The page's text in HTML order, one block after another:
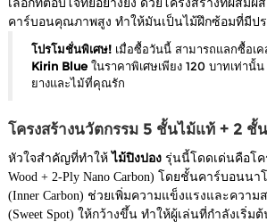
เลือกที่ตอบโจทย์อย่างยิ่ง ด้วยโครงสร้างที่ผสมผ
คาร์บอนคุณภาพสูง ทำให้มันเป็นไม้ฝึกซ้อมที่มีป
โปรโมชั่นพิเศษ! เมื่อซื้อวันนี้ สามารถแลกซื้อเค
Kirin Blue ในราคาพิเศษเพียง 120 บาทเท่านั้
ยางและไม้ที่คุณรัก
โครงสร้างนวัตกรรม 5 ชั้นไม้แท้ + 2 ชั้
หัวใจสำคัญที่ทำให้ไม้ปิงปอง รุ่นนี้โดดเด่นคือโค
Wood + 2-Ply Nano Carbon) โดยชั้นคาร์บอนน
(Inner Carbon) ช่วยเพิ่มความแข็งแรงและความ
(Sweet Spot) ให้กว้างขึ้น ทำให้ผู้เล่นที่กำลังเริ่ม